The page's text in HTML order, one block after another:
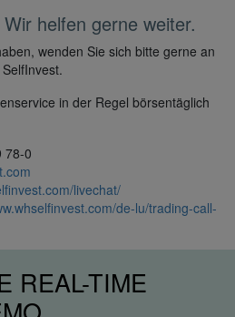
helfen gerne weiter.
wenden Sie sich bitte gerne an
in der Regel börsentäglich
78-0
livechat/
de-lu/trading-call-
REAL-TIME